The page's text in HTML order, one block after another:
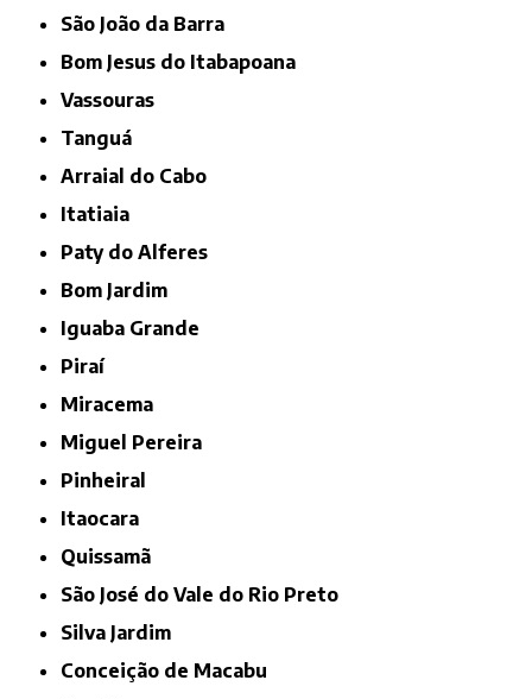
São João da Barra
Bom Jesus do Itabapoana
Vassouras
Tanguá
Arraial do Cabo
Itatiaia
Paty do Alferes
Bom Jardim
Iguaba Grande
Piraí
Miracema
Miguel Pereira
Pinheiral
Itaocara
Quissamã
São José do Vale do Rio Preto
Silva Jardim
Conceição de Macabu